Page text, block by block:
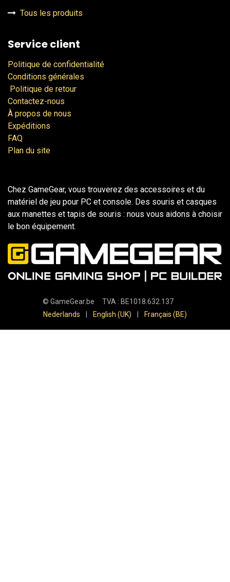
Tous les produits
Service client
Politique de confidentialité
Conditions générales
Politique de retour
Contactez-nous
À propos de nous
Expéditions
FAQ
Plan du site
Chez GameGear, vous trouverez des accessoires et du
matériel de jeu pour PC et console. Des souris et casques
aux manettes et tapis de souris : nous vous aidons à choisir
le bon équipement.
© GameGear.be TVA : BE1018.632.137
Nederlands
English (UK) Français (BE)